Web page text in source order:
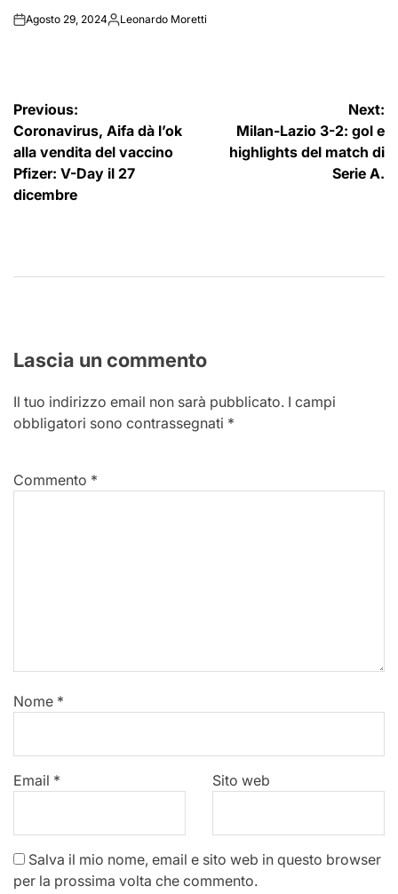
onAgosto 29, 2024Posted
Leonardo Moretti
Navigazione
articoli
Previous:
Coronavirus, Aifa dà l’ok
alla vendita del vaccino
Pfizer: V-Day il 27
dicembre
Next:
Milan-Lazio 3-2: gol e
highlights del match di
Serie A.
Lascia un commento
Il tuo indirizzo email non sarà pubblicato. I campi
obbligatori sono contrassegnati *
Commento *
Nome *
Email * Sito web
Salva il mio nome, email e sito web in questo browser
per la prossima volta che commento.